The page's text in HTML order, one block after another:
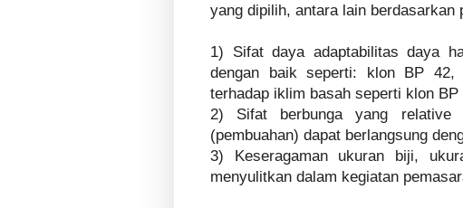
yang dipilih, antara lain berdasarkan
1) Sifat daya adaptabilitas daya
dengan baik seperti: klon BP
terhadap iklim basah seperti klon BP
2) Sifat berbunga yang relative
(pembuahan) dapat berlangsung
3) Keseragaman ukuran biji,
menyulitkan dalam kegiatan